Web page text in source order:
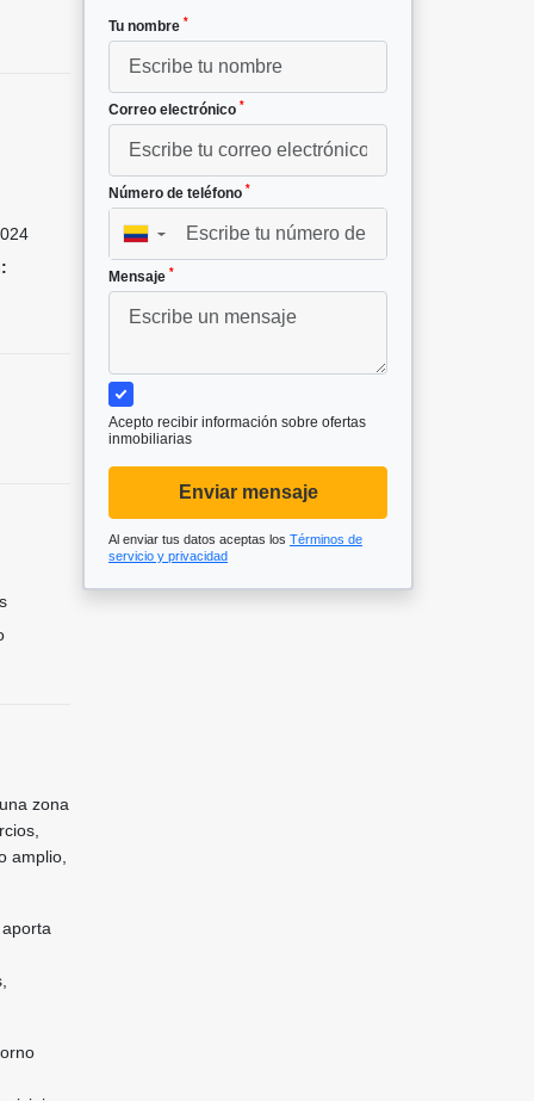
zona
amplio,
Tu nombre *
Correo electrónico *
Número de teléfono *
▼
Mensaje *
Acepto recibir información sobre ofertas
inmobiliarias
Enviar mensaje
Al enviar tus datos aceptas los Términos de
servicio y privacidad